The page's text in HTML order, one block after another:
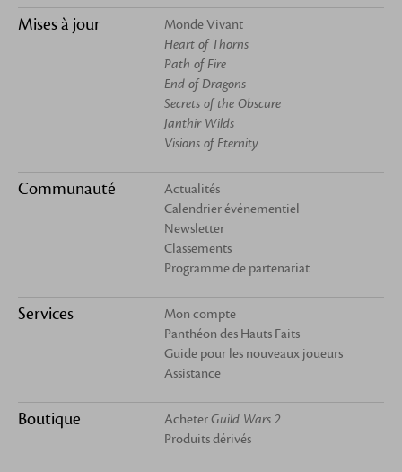
Mises à jour
Monde Vivant
Heart of Thorns
Path of Fire
End of Dragons
Secrets of the Obscure
Janthir Wilds
Visions of Eternity
Communauté
Actualités
Calendrier événementiel
Newsletter
Classements
Programme de partenariat
Services
Mon compte
Panthéon des Hauts Faits
Guide pour les nouveaux joueurs
Assistance
Boutique AcheterGuild Wars 2
Produits dérivés